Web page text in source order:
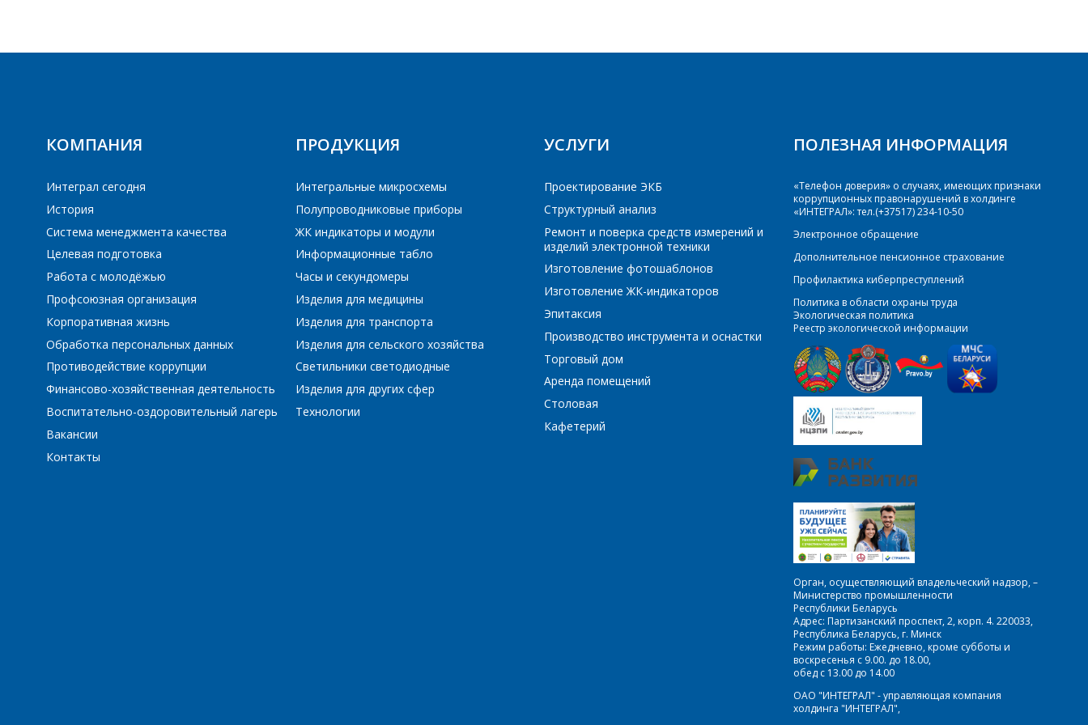
ПОИСК
ПЕРЕЙТИ В КОРЗИНУ ПРОДОЛЖИТЬ ПОКУПКИ
КОМПАНИЯ
Интеграл сегодня
История
Система менеджмента качества
Целевая подготовка
Работа с молодёжью
Профсоюзная организация
Корпоративная жизнь
Обработка персональных данных
Противодействие коррупции
Финансово-хозяйственная деятельность
Воспитательно-оздоровительный лагерь
Вакансии
Контакты
ПРОДУКЦИЯ
Интегральные микросхемы
Полупроводниковые приборы
ЖК индикаторы и модули
Информационные табло
Часы и секундомеры
Изделия для медицины
Изделия для транспорта
Изделия для сельского хозяйства
Светильники светодиодные
Изделия для других сфер
Технологии
УСЛУГИ
Проектирование ЭКБ
Структурный анализ
Ремонт и поверка средств измерений и
изделий электронной техники
Изготовление фотошаблонов
Изготовление ЖК-индикаторов
Эпитаксия
Производство инструмента и оснастки
Торговый дом
Аренда помещений
Столовая
Кафетерий
ПОЛЕЗНАЯ ИНФОРМАЦИЯ
«Телефон доверия» о случаях, имеющих признаки
коррупционных правонарушений в холдинге
«ИНТЕГРАЛ»: тел.(+37517) 234-10-50
Электронное обращение
Дополнительное пенсионное страхование
Профилактика киберпреступлений
Политика в области охраны труда
Экологическая политика
Реестр экологической информации
Орган, осуществляющий владельческий надзор, –
Министерство промышленности
Республики Беларусь
Адрес: Партизанский проспект, 2, корп. 4. 220033,
Республика Беларусь, г. Минск
Режим работы: Ежедневно, кроме субботы и
воскресенья с 9.00. до 18.00,
обед с 13.00 до 14.00
ОАО "ИНТЕГРАЛ" - управляющая компания
холдинга "ИНТЕГРАЛ",
Телефон*
E-mail*
Интересующий товар/услуга, их количество*
Ваше имя*
Интересующий товар/услуга
Сообщение*